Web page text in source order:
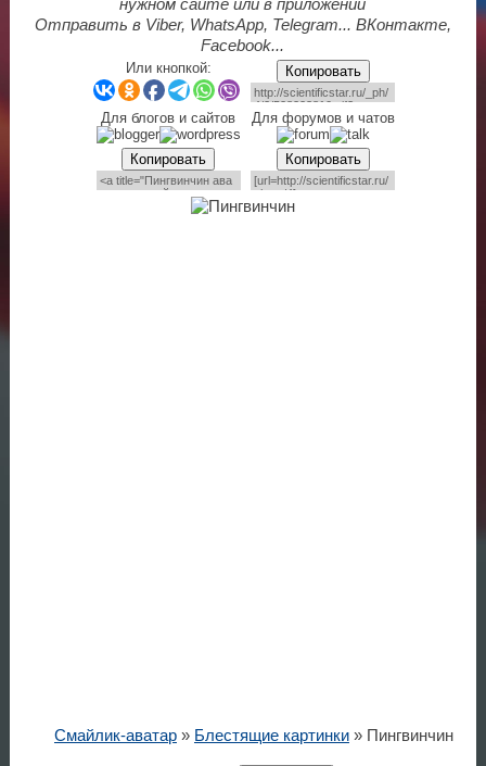
нужном сайте или в приложении
Отправить в Viber, WhatsApp, Telegram... ВКонтакте,
Facebook...
Или кнопкой: Копировать
Для блогов и сайтов Для форумов и чатов
Копировать Копировать
Смайлик-аватар» Блестящие картинки» Пингвинчин